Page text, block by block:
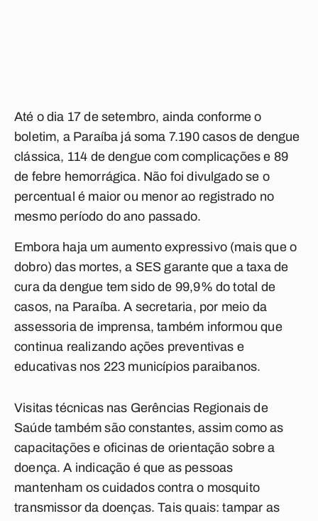
Até o dia 17 de setembro, ainda conforme o
boletim, a Paraíba já soma 7.190 casos de dengue
clássica, 114 de dengue com complicações e 89
de febre hemorrágica. Não foi divulgado se o
percentual é maior ou menor ao registrado no
mesmo período do ano passado.
Embora haja um aumento expressivo (mais que o
dobro) das mortes, a SES garante que a taxa de
cura da dengue tem sido de 99,9% do total de
casos, na Paraíba. A secretaria, por meio da
assessoria de imprensa, também informou que
continua realizando ações preventivas e
educativas nos 223 municípios paraibanos.
Visitas técnicas nas Gerências Regionais de
Saúde também são constantes, assim como as
capacitações e oficinas de orientação sobre a
doença. A indicação é que as pessoas
mantenham os cuidados contra o mosquito
transmissor da doenças. Tais quais: tampar as